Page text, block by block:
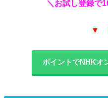
＼お試し登録で
▼
ポイントでNHKオ